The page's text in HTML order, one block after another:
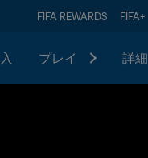
FIFA REWARDS FIFA+
プレイ 詳細